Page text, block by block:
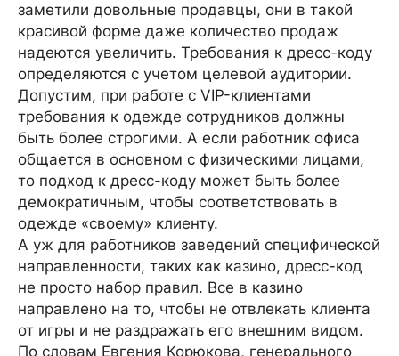
заметили довольные продавцы, они в такой
красивой форме даже количество продаж
надеются увеличить. Требования к дресс-коду
определяются с учетом целевой аудитории.
Допустим, при работе с VIP-клиентами
требования к одежде сотрудников должны
быть более строгими. А если работник офиса
общается в основном с физическими лицами,
то подход к дресс-коду может быть более
демократичным, чтобы соответствовать в
одежде «своему» клиенту.
А уж для работников заведений специфической
направленности, таких как казино, дресс-код
не просто набор правил. Все в казино
направлено на то, чтобы не отвлекать клиента
от игры и не раздражать его внешним видом.
По словам Евгения Корюкова, генерального